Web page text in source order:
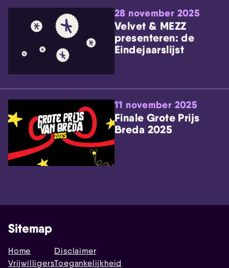
28 november 2025
Velvet & MEZZ
presenteren: de
Eindejaarslijst
11 november 2025
Finale Grote Prijs
Breda 2025
Sitemap
Home
Vrijwilligers
Disclaimer
Toegankelijkheid